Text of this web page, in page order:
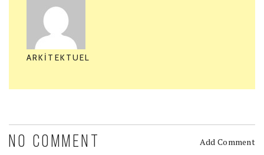
ARKITEKTUEL
NO COMMENT Add Comment